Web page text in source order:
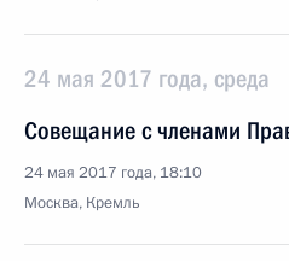
24 мая 2017 года, среда
Совещание с членами
24 мая 2017 года, 18:10
Москва, Кремль